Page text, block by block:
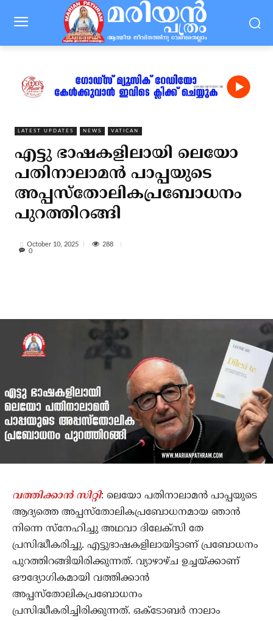
LATEST UPDATES NEWS VATICAN
എട്ടു ഭാഷകളിലായി ലെയോ
പതിനാലാമന്‍ പാപ്പയുടെ
അപ്പസ്‌തോലികപ്രബോധനം
പുറത്തിറങ്ങി
October 10, 2025
288
0
വത്തിക്കാന്‍ സിറ്റി: ലെയോ പതിനാലാമന്‍ പാപ്പയുടെ
ആദ്യത്തെ അപ്പസ്‌തോലികപ്രബോധനമായ ഞാന്‍
നിന്നെ സ്‌നേഹിച്ചു അഥവാ ദിലേക്‌സി തേ
പ്രസിദ്ധീകരിച്ചു. എട്ടുഭാഷകളിലായിട്ടാണ് പ്രബോധനം
പുറത്തിറങ്ങിയിരിക്കുന്നത്. വ്യാഴാഴ്ച ഉച്ചയ്ക്കാണ്
ഔദ്യോഗികമായി വത്തിക്കാന്‍
അപ്പസ്‌തോലികപ്രബോധനം
പ്രസിദ്ധീകരിച്ചിരിക്കുന്നത്. ഒക്ടോബര്‍ നാലാം